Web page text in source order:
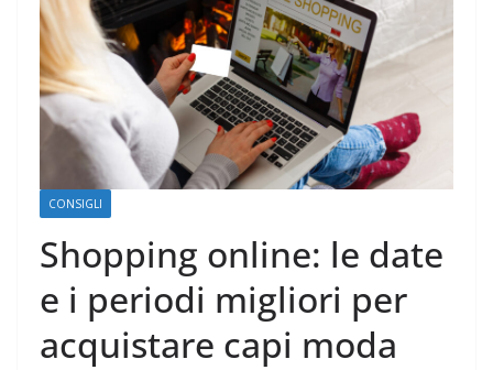
CONSIGLI
Shopping online: le date
e i periodi migliori per
acquistare capi moda